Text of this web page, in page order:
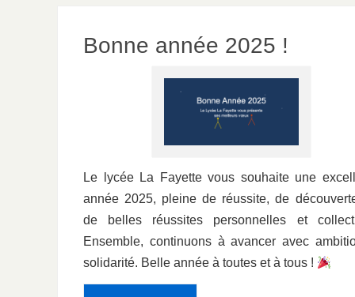
Bonne année 2025 !
Le lycée La Fayette vous souhaite une
année 2025, pleine de réussite, de
de belles réussites personnelles et
Ensemble, continuons à avancer avec
solidarité. Belle année à toutes et à tous !